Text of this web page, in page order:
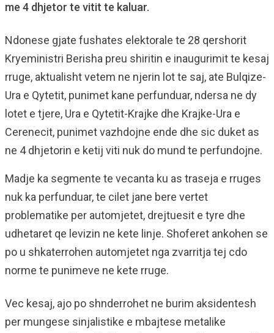
me 4 dhjetor te vitit te kaluar.
Ndonese gjate fushates elektorale te 28 qershorit
Kryeministri Berisha preu shiritin e inaugurimit te kesaj
rruge, aktualisht vetem ne njerin lot te saj, ate Bulqize-
Ura e Qytetit, punimet kane perfunduar, ndersa ne dy
lotet e tjere, Ura e Qytetit-Krajke dhe Krajke-Ura e
Cerenecit, punimet vazhdojne ende dhe sic duket as
ne 4 dhjetorin e ketij viti nuk do mund te perfundojne.
Madje ka segmente te vecanta ku as traseja e rruges
nuk ka perfunduar, te cilet jane bere vertet
problematike per automjetet, drejtuesit e tyre dhe
udhetaret qe levizin ne kete linje. Shoferet ankohen se
po u shkaterrohen automjetet nga zvarritja tej cdo
norme te punimeve ne kete rruge.
Vec kesaj, ajo po shnderrohet ne burim aksidentesh
per mungese sinjalistike e mbajtese metalike